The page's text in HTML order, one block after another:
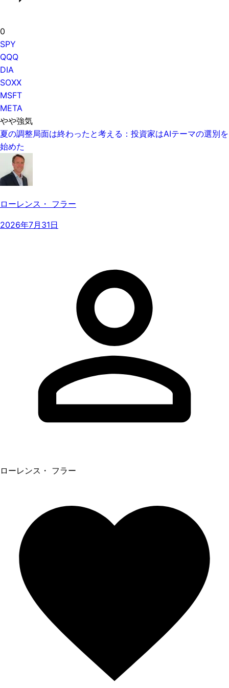
0
SPY
QQQ
DIA
SOXX
MSFT
META
やや強気
夏の調整局面は終わったと考える：投資家はAIテーマの選別を
始めた
ローレンス・ フラー
2026年7月31日
ローレンス・ フラー